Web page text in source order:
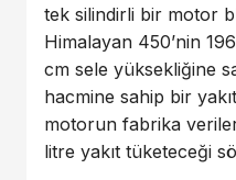
tek silindirli bir motor
Himalayan 450’nin
cm sele yüksekliğine
hacmine sahip bir
motorun fabrika
litre yakıt tüketeceği